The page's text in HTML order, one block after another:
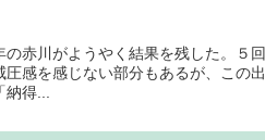
赤川がようやく結果を残した。５回
感を感じない部分もあるが、この出
得...